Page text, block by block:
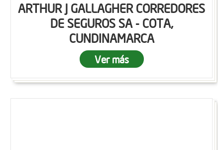
ARTHUR J GALLAGHER CORREDORES
DE SEGUROS SA - COTA,
CUNDINAMARCA
Ver más